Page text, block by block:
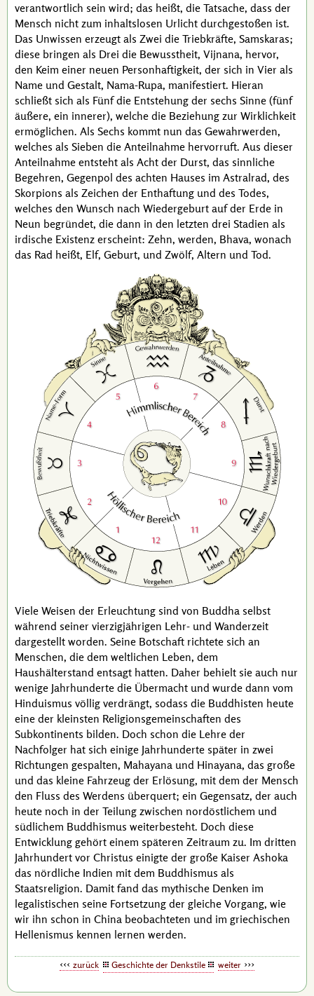
verantwortlich sein wird; das heißt, die Tatsache, dass der
Mensch nicht zum inhaltslosen Urlicht durchgestoßen ist.
Das Unwissen erzeugt als Zwei die Triebkräfte, Samskaras;
diese bringen als Drei die Bewusstheit, Vijnana, hervor,
den Keim einer neuen Personhaftigkeit, der sich in Vier als
Name und Gestalt, Nama-Rupa, manifestiert. Hieran
schließt sich als Fünf die Entstehung der sechs Sinne (fünf
äußere, ein innerer), welche die Beziehung zur Wirklichkeit
ermöglichen. Als Sechs kommt nun das Gewahrwerden,
welches als Sieben die Anteilnahme hervorruft. Aus dieser
Anteilnahme entsteht als Acht der Durst, das sinnliche
Begehren, Gegenpol des achten Hauses im Astralrad, des
Skorpions als Zeichen der Enthaftung und des Todes,
welches den Wunsch nach Wiedergeburt auf der Erde in
Neun begründet, die dann in den letzten drei Stadien als
irdische Existenz erscheint: Zehn, werden, Bhava, wonach
das Rad heißt, Elf, Geburt, und Zwölf, Altern und Tod.
Viele Weisen der Erleuchtung sind von Buddha selbst
während seiner vierzigjährigen Lehr- und Wanderzeit
dargestellt worden. Seine Botschaft richtete sich an
Menschen, die dem weltlichen Leben, dem
Haushälterstand entsagt hatten. Daher behielt sie auch nur
wenige Jahrhunderte die Übermacht und wurde dann vom
Hinduismus völlig verdrängt, sodass die Buddhisten heute
eine der kleinsten Religionsgemeinschaften des
Subkontinents bilden. Doch schon die Lehre der
Nachfolger hat sich einige Jahrhunderte später in zwei
Richtungen gespalten, Mahayana und Hinayana, das große
und das kleine Fahrzeug der Erlösung, mit dem der Mensch
den Fluss des Werdens überquert; ein Gegensatz, der auch
heute noch in der Teilung zwischen nordöstlichem und
südlichem Buddhismus weiterbesteht. Doch diese
Entwicklung gehört einem späteren Zeitraum zu. Im dritten
Jahrhundert vor Christus einigte der große Kaiser Ashoka
das nördliche Indien mit dem Buddhismus als
Staatsreligion. Damit fand das mythische Denken im
legalistischen seine Fortsetzung der gleiche Vorgang, wie
wir ihn schon in China beobachteten und im griechischen
Hellenismus kennen lernen werden.
zurück Geschichte der Denkstile weiter